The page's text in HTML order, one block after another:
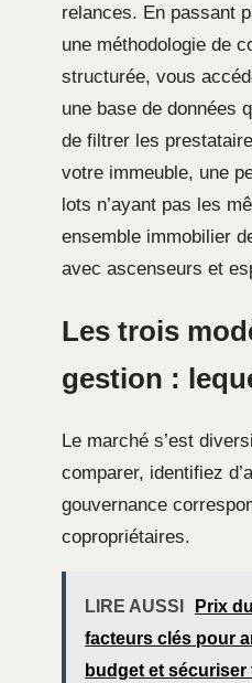
relances. En passant
une méthodologie de
structurée, vous
une base de données
de filtrer les
votre immeuble, une
lots n’ayant pas les
ensemble immobilier
avec ascenseurs et
Les trois
gestion :
Le marché s’est
comparer, identifiez
gouvernance
copropriétaires.
LIRE AUSSI
Prix
facteurs clés pour
budget et